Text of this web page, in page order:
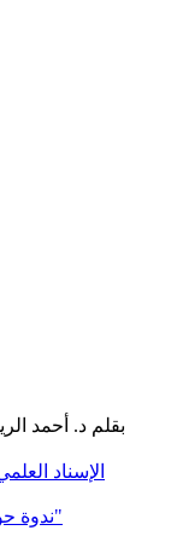
الإسناد
ندوة حول كتاب "العدالة الاجتماعية في الإسلام"